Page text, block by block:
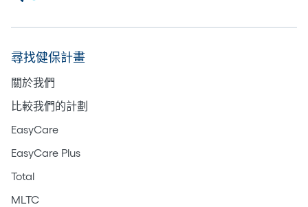
尋找健保計畫
關於我們
比較我們的計劃
EasyCare
EasyCare Plus
Total
MLTC